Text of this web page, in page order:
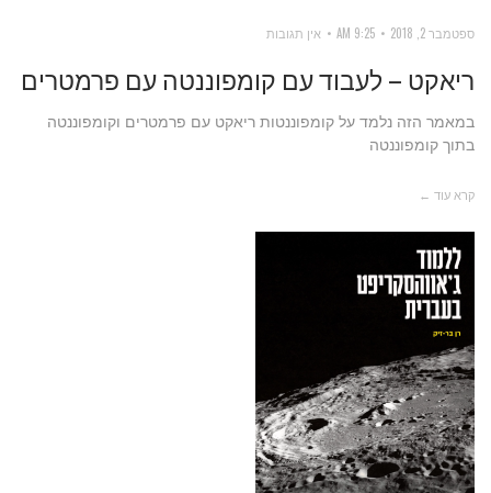
ספטמבר 2, 2018 9:25 AM אין תגובות
ריאקט – לעבוד עם קומפוננטה עם פרמטרים
במאמר הזה נלמד על קומפוננטות ריאקט עם פרמטרים וקומפוננטה
בתוך קומפוננטה
קרא עוד ←